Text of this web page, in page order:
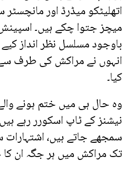
اتھلیٹکو میڈرڈ اور
میچز جتوا چکے ہیں۔
باوجود مسلسل نظر انداز
انہوں نے مراکش کی طرف سے
کیا۔
وہ حال ہی میں ختم ہونے
نیشنز کے ٹاپ اسکورر رہے
سمجھے جاتے ہیں، اشتہارات
تک مراکش میں ہر جگہ ان کا